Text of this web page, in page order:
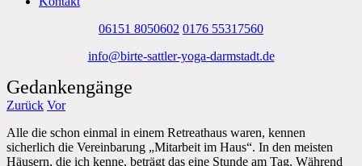
06151 8050602 0176 55317560
info@birte-sattler-yoga-darmstadt.de
Gedankengänge
Zurück Vor
Alle die schon einmal in einem Retreathaus waren, kennen
sicherlich die Vereinbarung „Mitarbeit im Haus“. In den meisten
Häusern, die ich kenne, beträgt das eine Stunde am Tag. Während